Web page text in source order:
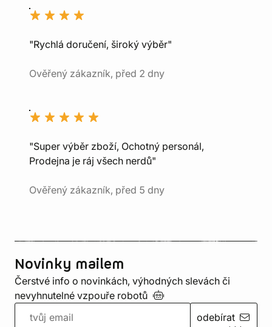
"Rychlá doručení, široký výběr"
Ověřený zákazník, před 2 dny
"Super výběr zboží, Ochotný personál,
Prodejna je ráj všech nerdů"
Ověřený zákazník, před 5 dny
Novinky mailem
Čerstvé info o novinkách, výhodných slevách či
nevyhnutelné vzpouře robotů
odebírat